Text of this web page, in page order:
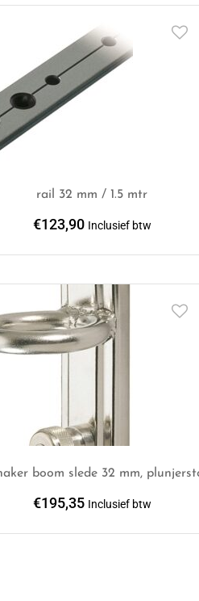
rail 32 mm / 1.5 mtr
€123,90 Inclusief btw
boom slede 32 mm,
€195,35 Inclusief btw